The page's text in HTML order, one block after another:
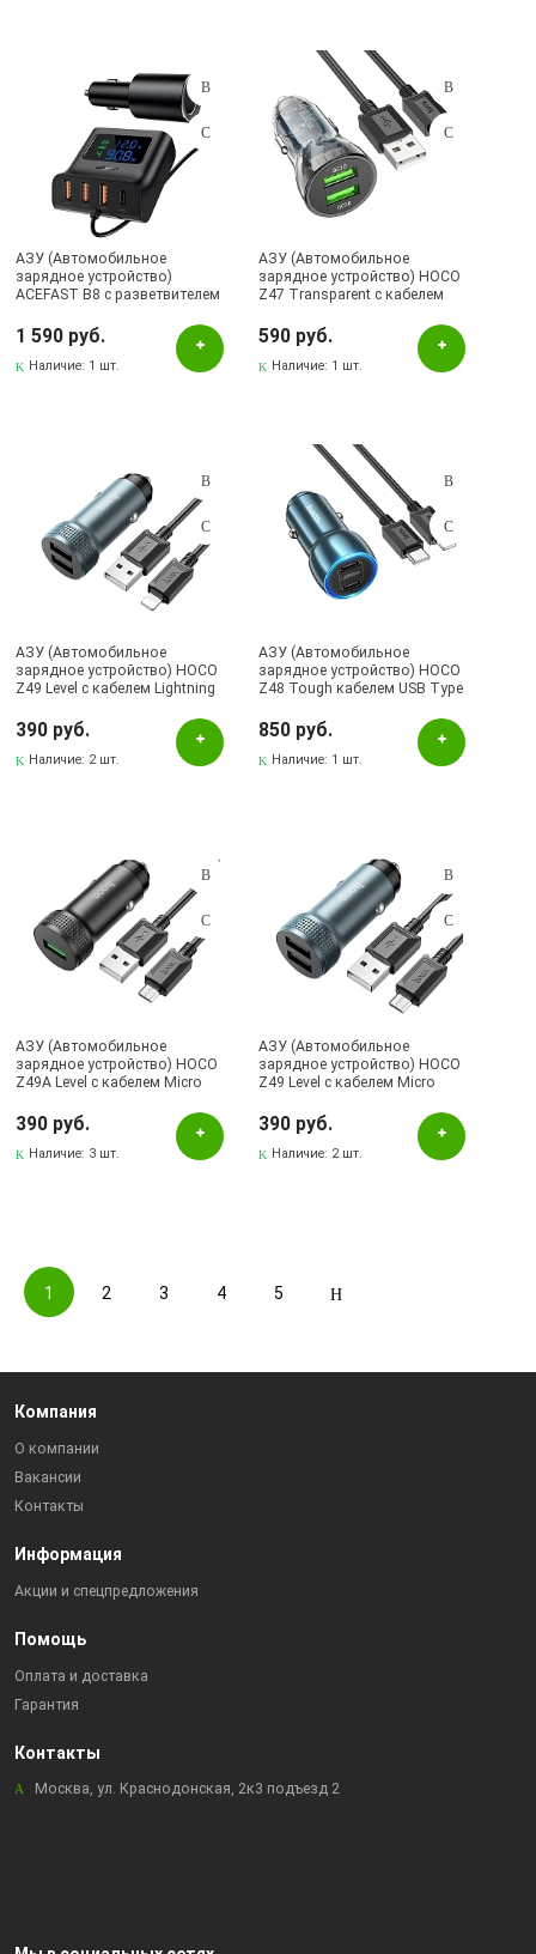
АЗУ (Автомобильное
зарядное устройство)
ACEFAST B8 с разветвителем
USB, 1 USB Type C, 90W, LED
дисплей, цвет черный
(распродажа -30%)
1 590 руб.
Наличие: 1 шт.
АЗУ (Автомобильное
зарядное устройство) HOCO
Z47 Transparent с кабелем
длина 1 метр, цвет черный
590 руб.
Наличие: 1 шт.
АЗУ (Автомобильное
зарядное устройство) HOCO
Z49 Level с кабелем Lightning
метр, цвет серебристый
390 руб.
Наличие: 2 шт.
АЗУ (Автомобильное
зарядное устройство) HOCO
Z48 Tough кабелем USB Type
USB Type C, длина 1 метр,
цвет ярко синий
850 руб.
Наличие: 1 шт.
АЗУ (Автомобильное
зарядное устройство) HOCO
Z49A Level с кабелем Micro
метр, цвет черный
390 руб.
Наличие: 3 шт.
АЗУ (Автомобильное
зарядное устройство) HOCO
Z49 Level с кабелем Micro
метр, цвет серебристый
390 руб.
Наличие: 2 шт.
1 2 3 4 5
Компания
О компании
Вакансии
Контакты
Информация
Акции и спецпредложения
Помощь
Оплата и доставка
Гарантия
Контакты
Москва, ул. Краснодонская, 2к3 подъезд 2